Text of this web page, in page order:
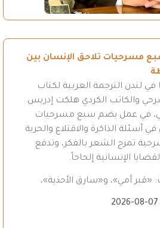
مسرحيات تلاحق الإنسان بين
لندن الترجمة العربية لكتاب
والكاتب الكردي هلكت إدريس
في عمل يضم سبع مسرحيات
أسئلة الذاكرة والاقتلاع والحرية
تمزج الشعر بالفكر، وتدفع
الإنسانية إلحاحاً.
أمي»، و«سارق الأحذية»،
2026-08-07